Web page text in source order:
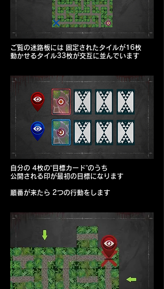
ご覧の迷路板には 固定されたタイルが16枚
動かせるタイル33枚が交互に並んでいます
自分の 4枚の“目標カード”のうち
公開される印が最初の目標になります
順番が来たら 2つの行動をします